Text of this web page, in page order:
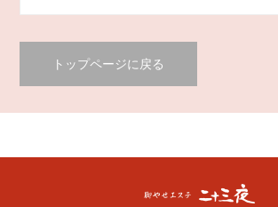
トップページに戻る